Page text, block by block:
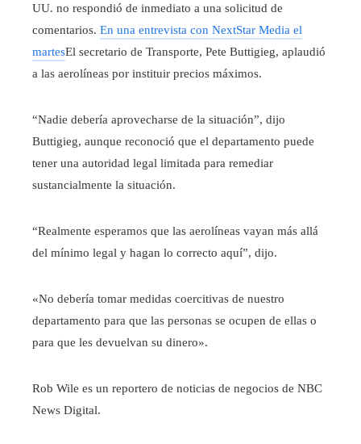
UU. no respondió de inmediato a una solicitud de
comentarios. En una entrevista con NextStar Media el
martesEl secretario de Transporte, Pete Buttigieg, aplaudió
a las aerolíneas por instituir precios máximos.
“Nadie debería aprovecharse de la situación”, dijo
Buttigieg, aunque reconoció que el departamento puede
tener una autoridad legal limitada para remediar
sustancialmente la situación.
“Realmente esperamos que las aerolíneas vayan más allá
del mínimo legal y hagan lo correcto aquí”, dijo.
«No debería tomar medidas coercitivas de nuestro
departamento para que las personas se ocupen de ellas o
para que les devuelvan su dinero».
Rob Wile es un reportero de noticias de negocios de NBC
News Digital.